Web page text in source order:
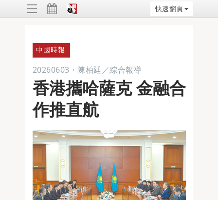
快速翻頁
中國時報
20260603 ・ 陳柏廷／綜合報導
香港攜哈薩克 金融合
作推直航